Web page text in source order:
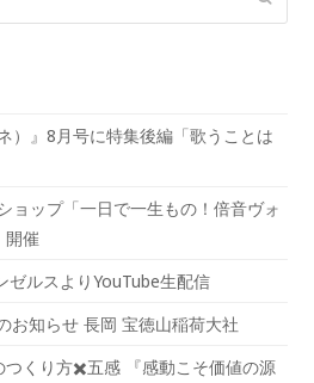
）』8月号に特集後編「歌うことは
ョップ「一日で一生もの！倍音ヴォ
開催
ゼルスよりYouTube生配信
お知らせ 長岡 宝徳山稲荷大社
くり方✖️五感 『感動こそ価値の源